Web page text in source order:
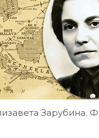
Зарубина.